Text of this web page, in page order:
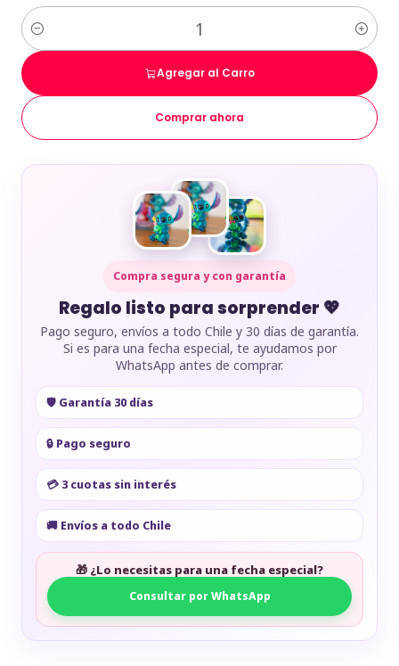
Cantidad
Agregar al Carro
Comprar ahora
Compra segura y con garantía
Regalo listo para sorprender 💖
Pago seguro, envíos a todo Chile y 30 días de garantía.
Si es para una fecha especial, te ayudamos por
WhatsApp antes de comprar.
🛡️ Garantía 30 días
🔒 Pago seguro
💳 3 cuotas sin interés
🚚 Envíos a todo Chile
🎁 ¿Lo necesitas para una fecha especial?
Consultar por WhatsApp